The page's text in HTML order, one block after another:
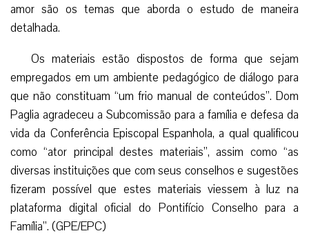
amor são os temas que aborda o estudo de maneira
detalhada.
Os materiais estão dispostos de forma que sejam
empregados em um ambiente pedagógico de diálogo para
que não constituam “um frio manual de conteúdos”. Dom
Paglia agradeceu a Subcomissão para a família e defesa da
vida da Conferência Episcopal Espanhola, a qual qualificou
como “ator principal destes materiais”, assim como “as
diversas instituições que com seus conselhos e sugestões
fizeram possível que estes materiais viessem à luz na
plataforma digital oficial do Pontifício Conselho para a
Família”. (GPE/EPC)